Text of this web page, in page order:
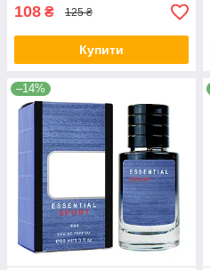
108 ₴ 125 ₴
Купити
–14%